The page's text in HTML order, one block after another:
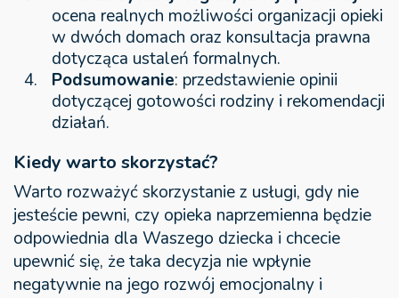
ocena realnych możliwości organizacji opieki
w dwóch domach oraz konsultacja prawna
dotycząca ustaleń formalnych.
Podsumowanie: przedstawienie opinii
dotyczącej gotowości rodziny i rekomendacji
działań.
Kiedy warto skorzystać?
Warto rozważyć skorzystanie z usługi, gdy nie
jesteście pewni, czy opieka naprzemienna będzie
odpowiednia dla Waszego dziecka i chcecie
upewnić się, że taka decyzja nie wpłynie
negatywnie na jego rozwój emocjonalny i